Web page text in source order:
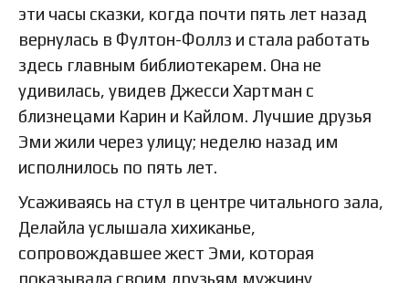
эти часы сказки, когда почти пять лет назад
вернулась в Фултон-Фоллз и стала работать
здесь главным библиотекарем. Она не
удивилась, увидев Джесси Хартман с
близнецами Карин и Кайлом. Лучшие друзья
Эми жили через улицу; неделю назад им
исполнилось по пять лет.
Усаживаясь на стул в центре читального зала,
Делайла услышала хихиканье,
сопровождавшее жест Эми, которая
показывала своим друзьям мужчину,